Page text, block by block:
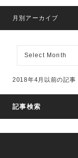
月別アーカイブ
ア
カ
2018年4月以前の記事
記事検索